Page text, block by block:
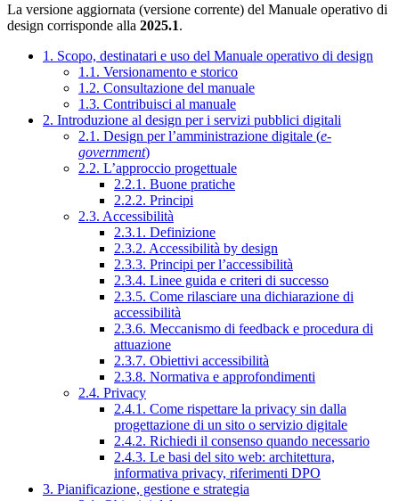
La versione aggiornata (versione corrente) del Manuale operativo di
design corrisponde alla 2025.1.
1. Scopo, destinatari e uso del Manuale operativo di design
1.1. Versionamento e storico
1.2. Consultazione del manuale
1.3. Contribuisci al manuale
2. Introduzione al design per i servizi pubblici digitali
2.1. Design per l’amministrazione digitale (e-
government)
2.2. L’approccio progettuale
2.2.1. Buone pratiche
2.2.2. Principi
2.3. Accessibilità
2.3.1. Definizione
2.3.2. Accessibilità by design
2.3.3. Principi per l’accessibilità
2.3.4. Linee guida e criteri di successo
2.3.5. Come rilasciare una dichiarazione di
accessibilità
2.3.6. Meccanismo di feedback e procedura di
attuazione
2.3.7. Obiettivi accessibilità
2.3.8. Normativa e approfondimenti
2.4. Privacy
2.4.1. Come rispettare la privacy sin dalla
progettazione di un sito o servizio digitale
2.4.2. Richiedi il consenso quando necessario
2.4.3. Le basi del sito web: architettura,
informativa privacy, riferimenti DPO
3. Pianificazione, gestione e strategia